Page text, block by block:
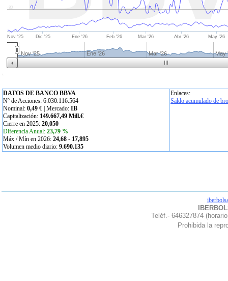
DATOS DE BANCO BBVA
Nº de Acciones: 6.030.116.564
Nominal: 0,49 € | Mercado: IB
Capitalización: 149.667,49 Mill.€
Cierre en 2025: 20,050
Diferencia Anual: 23,79 %
Máx / Mín en 2026: 24,68 - 17,895
Volumen medio diario: 9.690.135
Enlaces:
Saldo acumulado de
Teléf.- 646327874
Prohibida la